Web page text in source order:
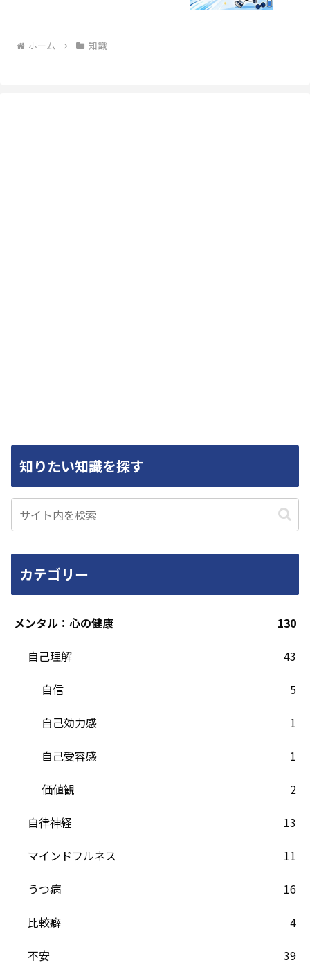
ホーム 知識
知りたい知識を探す
カテゴリー
メンタル：心の健康
130
自己理解
43
自信
5
自己効力感
1
自己受容感
1
価値観
2
自律神経
13
マインドフルネス
11
うつ病
16
比較癖
4
不安
39